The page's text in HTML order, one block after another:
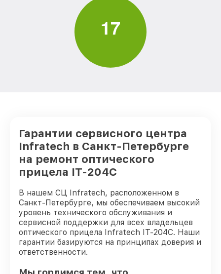
17
Гарантии сервисного центра
Infratech в Санкт-Петербурге
на ремонт оптического
прицела IT-204C
В нашем СЦ Infratech, расположенном в
Санкт-Петербурге, мы обеспечиваем высокий
уровень технического обслуживания и
сервисной поддержки для всех владельцев
оптического прицела Infratech IT-204C. Наши
гарантии базируются на принципах доверия и
ответственности.